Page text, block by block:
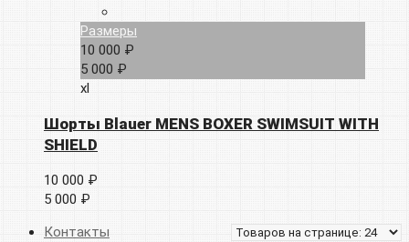
Размеры
10 000 ₽
5 000 ₽
xl
Шорты Blauer MENS BOXER SWIMSUIT WITH
SHIELD
10 000 ₽
5 000 ₽
Контакты